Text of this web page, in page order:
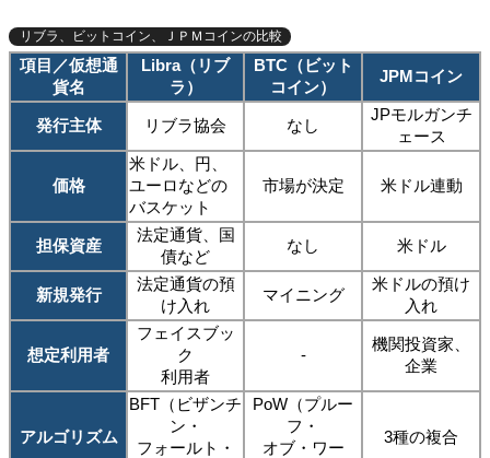
リブラ、ビットコイン、ＪＰＭコインの比較
項目／仮想通
貨名
Libra（リブ
ラ）
BTC（ビット
コイン）
JPMコイン
発行主体 リブラ協会 なし
JPモルガンチ
ェース
価格
米ドル、円、
ユーロなどの
バスケット
市場が決定 米ドル連動
担保資産
法定通貨、国
債など
なし 米ドル
新規発行
法定通貨の預
け入れ
マイニング
米ドルの預け
入れ
想定利用者
フェイスブッ
ク
利用者
-
機関投資家、
企業
アルゴリズム
BFT（ビザンチ
ン・
フォールト・
PoW（プルー
フ・
オブ・ワー
3種の複合